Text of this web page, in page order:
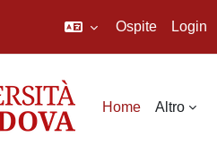
Ospite Login
Home Altro